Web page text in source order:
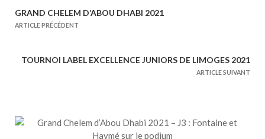
N
t
i
GRAND CHELEM D’ABOU DHABI 2021
ARTICLE PRÉCÉDENT
TOURNOI LABEL EXCELLENCE JUNIORS DE LIMOGES 2021
ARTICLE SUIVANT